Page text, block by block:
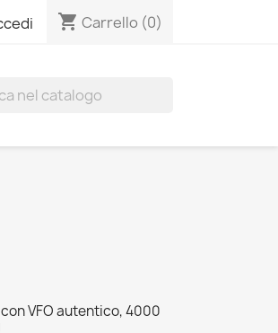
shopping_cart Carrello (0)
VFO autentico, 4000